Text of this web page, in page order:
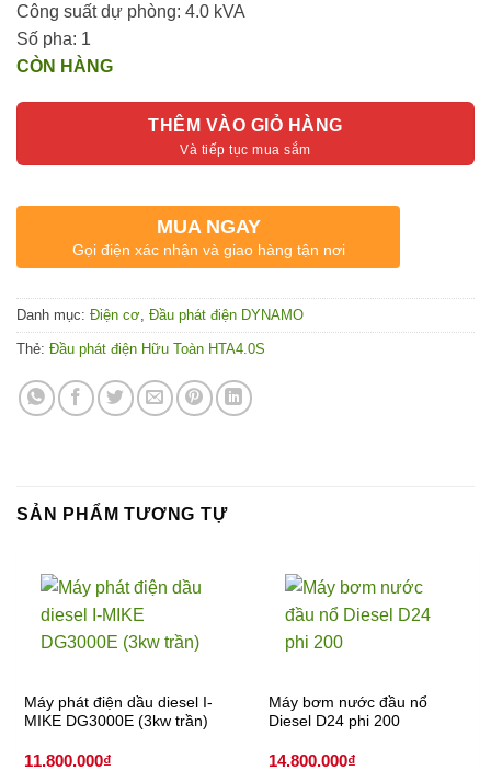
Công suất dự phòng: 4.0 kVA
Số pha: 1
CÒN HÀNG
THÊM VÀO GIỎ HÀNG
MUA NGAY
Gọi điện xác nhận và giao hàng tận nơi
Danh mục: Điện cơ, Đầu phát điện DYNAMO
Thẻ: Đầu phát điện Hữu Toàn HTA4.0S
SẢN PHẨM TƯƠNG TỰ
Máy phát điện dầu diesel I-
MIKE DG3000E (3kw trần)
11.800.000₫
Máy bơm nước đầu nổ
Diesel D24 phi 200
14.800.000₫